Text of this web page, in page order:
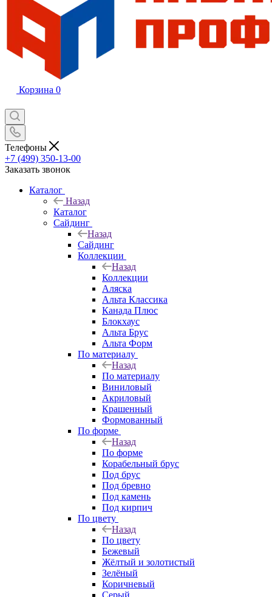
Корзина 0
Телефоны
+7 (499) 350-13-00
Заказать звонок
Каталог
Назад
Каталог
Сайдинг
Назад
Сайдинг
Коллекции
Назад
Коллекции
Аляска
Альта Классика
Канада Плюс
Блокхаус
Альта Брус
Альта Форм
По материалу
Назад
По материалу
Виниловый
Акриловый
Крашенный
Формованный
По форме
Назад
По форме
Корабельный брус
Под брус
Под бревно
Под камень
Под кирпич
По цвету
Назад
По цвету
Бежевый
Жёлтый и золотистый
Зелёный
Коричневый
Серый